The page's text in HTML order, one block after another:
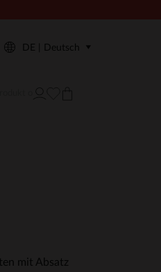
DE | Deutsch
mit Absatz